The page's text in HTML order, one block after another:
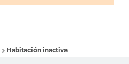
Habitación inactiva